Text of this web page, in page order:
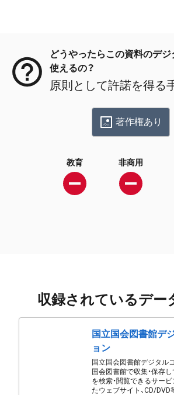
どうやったらこの資料のデ
使えるの？
原則として許諾を得る
著作権あり
教育 非商用
収録されているデー
国立国会図書館デ
ョン
国立国会図書館デジタル
国会図書館で収集・保存
を検索・閲覧できるサービ
たウェブサイト、CD/